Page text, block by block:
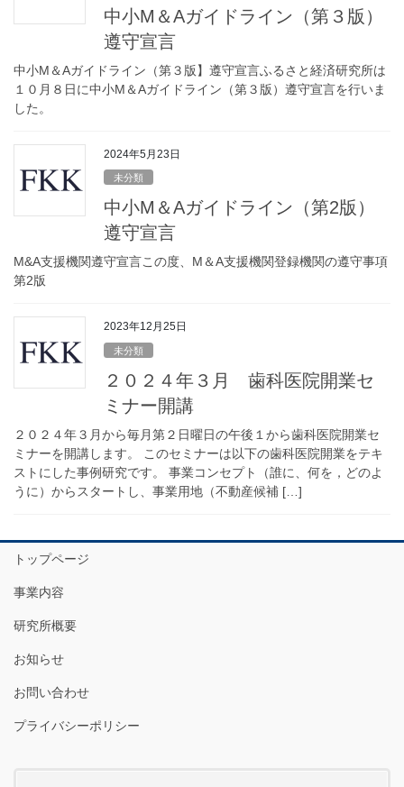
中小M＆Aガイドライン（第３版）
遵守宣言
中小M＆Aガイドライン（第３版】遵守宣言ふるさと経済研究所は
１０月８日に中小M＆Aガイドライン（第３版）遵守宣言を行いま
した。
2024年5月23日
未分類
中小M＆Aガイドライン（第2版）
遵守宣言
M&A支援機関遵守宣言この度、M＆A支援機関登録機関の遵守事項
第2版
2023年12月25日
未分類
２０２４年３月 歯科医院開業セ
ミナー開講
２０２４年３月から毎月第２日曜日の午後１から歯科医院開業セ
ミナーを開講します。 このセミナーは以下の歯科医院開業をテキ
ストにした事例研究です。 事業コンセプト（誰に、何を，どのよ
うに）からスタートし、事業用地（不動産候補 […]
トップページ
事業内容
研究所概要
お知らせ
お問い合わせ
プライバシーポリシー